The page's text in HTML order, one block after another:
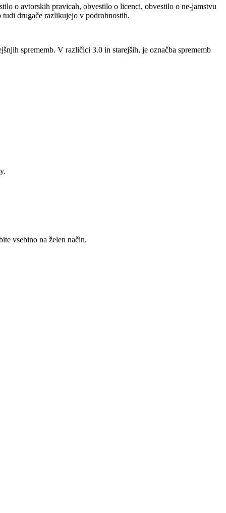
o avtorskih pravicah, obvestilo o licenci, obvestilo o ne-jamstvu
tudi drugače razlikujejo v podrobnostih.
sprememb. V različici 3.0 in starejših, je označba sprememb
vsebino na želen način.